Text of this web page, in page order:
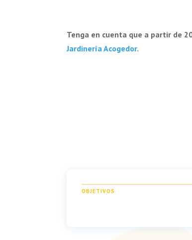
Tenga en cuenta que a partir de
Jardinería Acogedor.
OBJETIVOS